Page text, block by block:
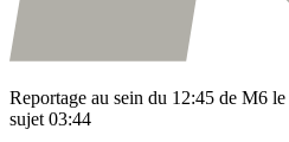
Reportage au sein du 12:45 de M6
sujet 03:44